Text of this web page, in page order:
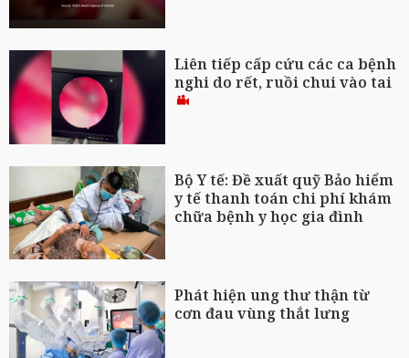
Liên tiếp cấp cứu các ca bệnh
nghi do rết, ruồi chui vào tai
Bộ Y tế: Đề xuất quỹ Bảo hiểm
y tế thanh toán chi phí khám
chữa bệnh y học gia đình
Phát hiện ung thư thận từ
cơn đau vùng thắt lưng